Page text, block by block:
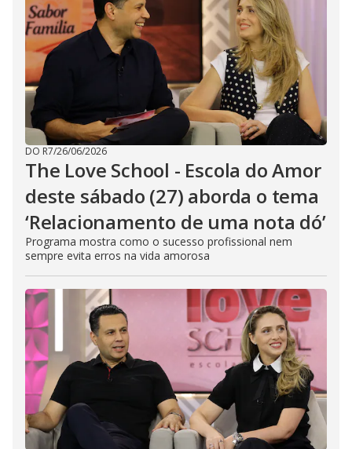
DO R7/26/06/2026
The Love School - Escola do Amor
deste sábado (27) aborda o tema
‘Relacionamento de uma nota dó’
Programa mostra como o sucesso profissional nem
sempre evita erros na vida amorosa